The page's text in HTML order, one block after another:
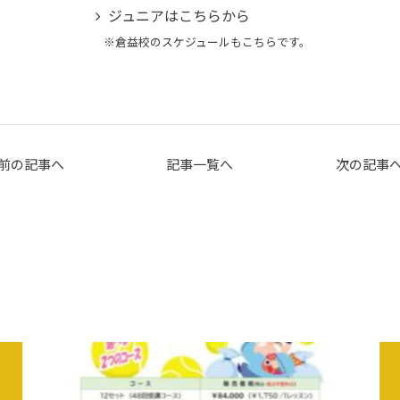
ジュニアはこちらから
※倉益校のスケジュールもこちらです。
の記事へ 記事一覧へ 次の記事